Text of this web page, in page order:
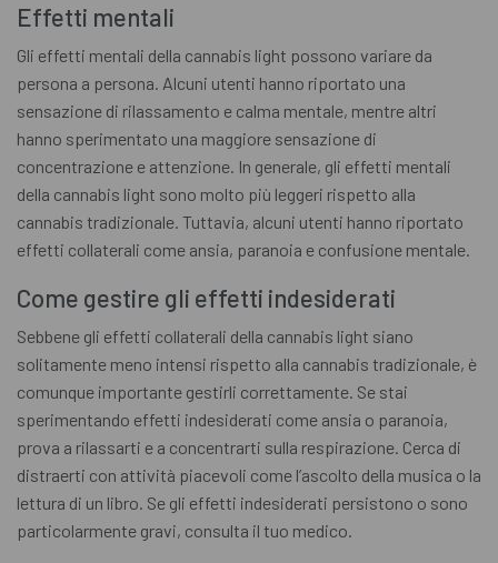
Effetti mentali
Gli effetti mentali della cannabis light possono variare da
persona a persona. Alcuni utenti hanno riportato una
sensazione di rilassamento e calma mentale, mentre altri
hanno sperimentato una maggiore sensazione di
concentrazione e attenzione. In generale, gli effetti mentali
della cannabis light sono molto più leggeri rispetto alla
cannabis tradizionale. Tuttavia, alcuni utenti hanno riportato
effetti collaterali come ansia, paranoia e confusione mentale.
Come gestire gli effetti indesiderati
Sebbene gli effetti collaterali della cannabis light siano
solitamente meno intensi rispetto alla cannabis tradizionale, è
comunque importante gestirli correttamente. Se stai
sperimentando effetti indesiderati come ansia o paranoia,
prova a rilassarti e a concentrarti sulla respirazione. Cerca di
distraerti con attività piacevoli come l’ascolto della musica o la
lettura di un libro. Se gli effetti indesiderati persistono o sono
particolarmente gravi, consulta il tuo medico.